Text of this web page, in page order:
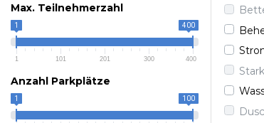
Max. Teilnehmerzahl
1 400
1 101 201 300 400
Anzahl Parkplätze
1 100